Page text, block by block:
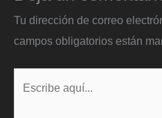
Tu dirección de correo
campos obligatorios están